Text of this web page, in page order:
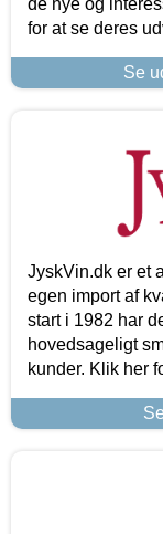
for at se deres
Se
JyskVin.dk er et
egen import af
start i 1982 har
hovedsageligt
kunder. Klik her